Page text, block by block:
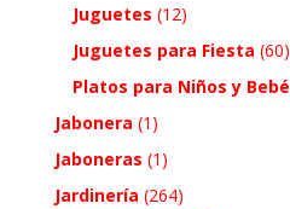
Juguetes (12)
Juguetes para Fiesta (60)
Platos para Niños y Bebé
Jabonera (1)
Jaboneras (1)
Jardinería (264)